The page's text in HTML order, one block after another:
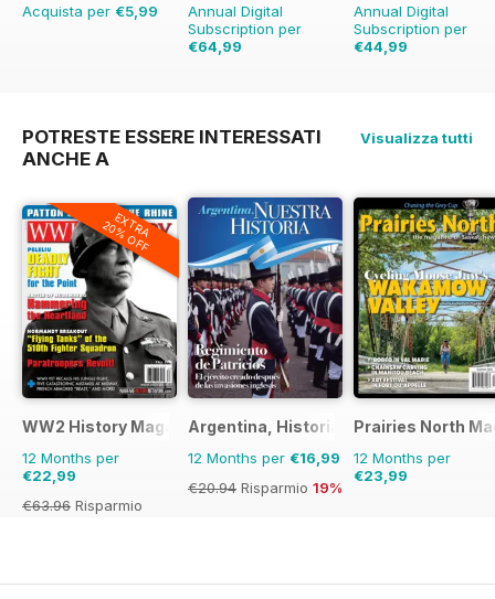
Acquista per €5,99
Annual Digital
Subscription per
€64,99
Annual Digital
Subscription per
€44,99
POTRESTE ESSERE INTERESSATI
ANCHE A
Visualizza tutti
EXTRA
20% OFF
WW2 History Magazine
12 Months per
€22,99
€63.96 Risparmio
Argentina, Historia
12 Months per €16,99
€20.94 Risparmio 19%
Prairies North
12 Months per
€23,99